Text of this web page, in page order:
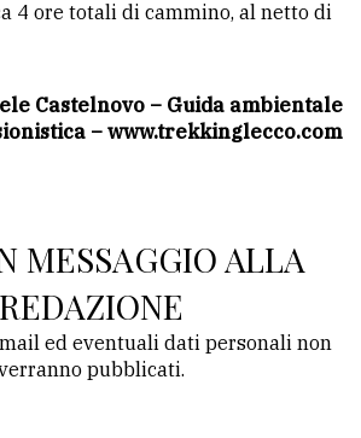
4 ore totali di cammino, al netto di
Castelnovo – Guida ambientale
– www.trekkinglecco.com
MESSAGGIO ALLA
REDAZIONE
ed eventuali dati personali non
pubblicati.